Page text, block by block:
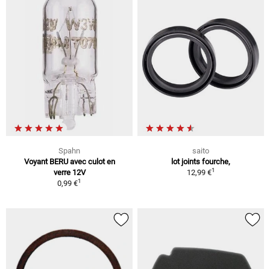
Spahn
Voyant BERU avec culot en
verre 12V
0,99 €1
saito
lot joints fourche,
12,99 €1